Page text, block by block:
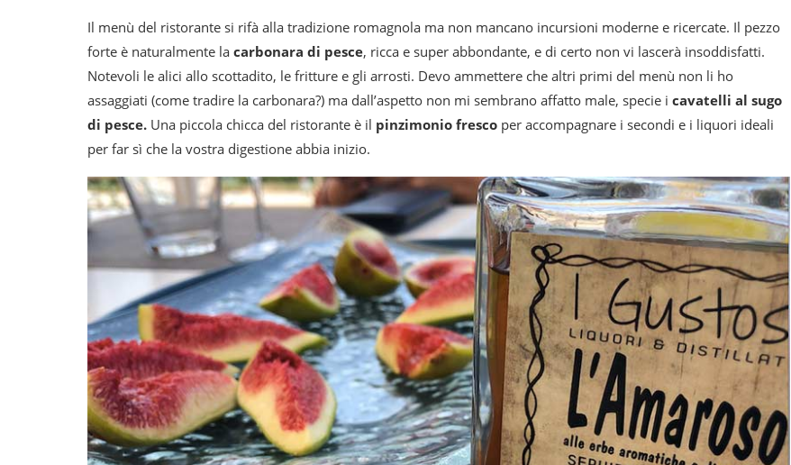
Il menù del ristorante si rifà alla tradizione romagnola ma non mancano incursioni moderne e ricercate. Il pezzo
forte è naturalmente la carbonara di pesce, ricca e super abbondante, e di certo non vi lascerà insoddisfatti.
Notevoli le alici allo scottadito, le fritture e gli arrosti. Devo ammettere che altri primi del menù non li ho
assaggiati (come tradire la carbonara?) ma dall’aspetto non mi sembrano affatto male, specie i cavatelli al sugo
di pesce. Una piccola chicca del ristorante è il pinzimonio fresco per accompagnare i secondi e i liquori ideali
per far sì che la vostra digestione abbia inizio.